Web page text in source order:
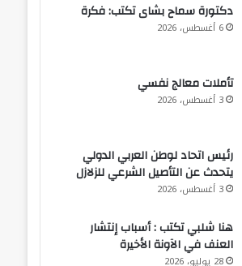
دكتورة سماح بشاى تكتب: فكرة
6 أغسطس، 2026
تأملات معالج نفسي
3 أغسطس، 2026
رئيس اتحاد لوطن العربي الدولي
يتحدث عن التأصيل الشرعي للزلازل
3 أغسطس، 2026
هنا شلبي تكتب : أسباب إنتشار
العنف في الآونة الأخيرة
28 يوليو، 2026